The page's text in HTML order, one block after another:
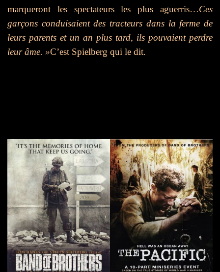
marqueront les spectateurs les plus aguerris…Ces
garçons conduisaient des tracteurs dans la ferme de
leurs parents et un an plus tard, ils pouvaient perdre
leur âme. »C’est Spielberg qui le dit.